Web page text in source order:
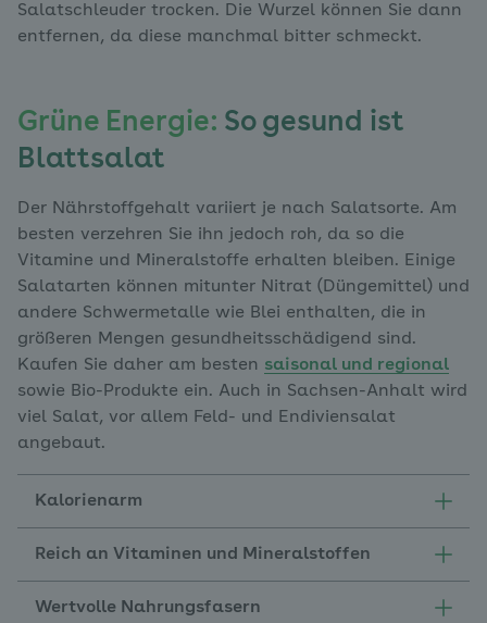
Salatschleuder trocken. Die Wurzel können Sie dann
entfernen, da diese manchmal bitter schmeckt.
Grüne Energie: So gesund ist
Blattsalat
Der Nährstoffgehalt variiert je nach Salatsorte. Am
besten verzehren Sie ihn jedoch roh, da so die
Vitamine und Mineralstoffe erhalten bleiben. Einige
Salatarten können mitunter Nitrat (Düngemittel) und
andere Schwermetalle wie Blei enthalten, die in
größeren Mengen gesundheitsschädigend sind.
Kaufen Sie daher am besten saisonal und regional
sowie Bio-Produkte ein. Auch in Sachsen-Anhalt wird
viel Salat, vor allem Feld- und Endiviensalat
angebaut.
Kalorienarm
Reich an Vitaminen und Mineralstoffen
Wertvolle Nahrungsfasern